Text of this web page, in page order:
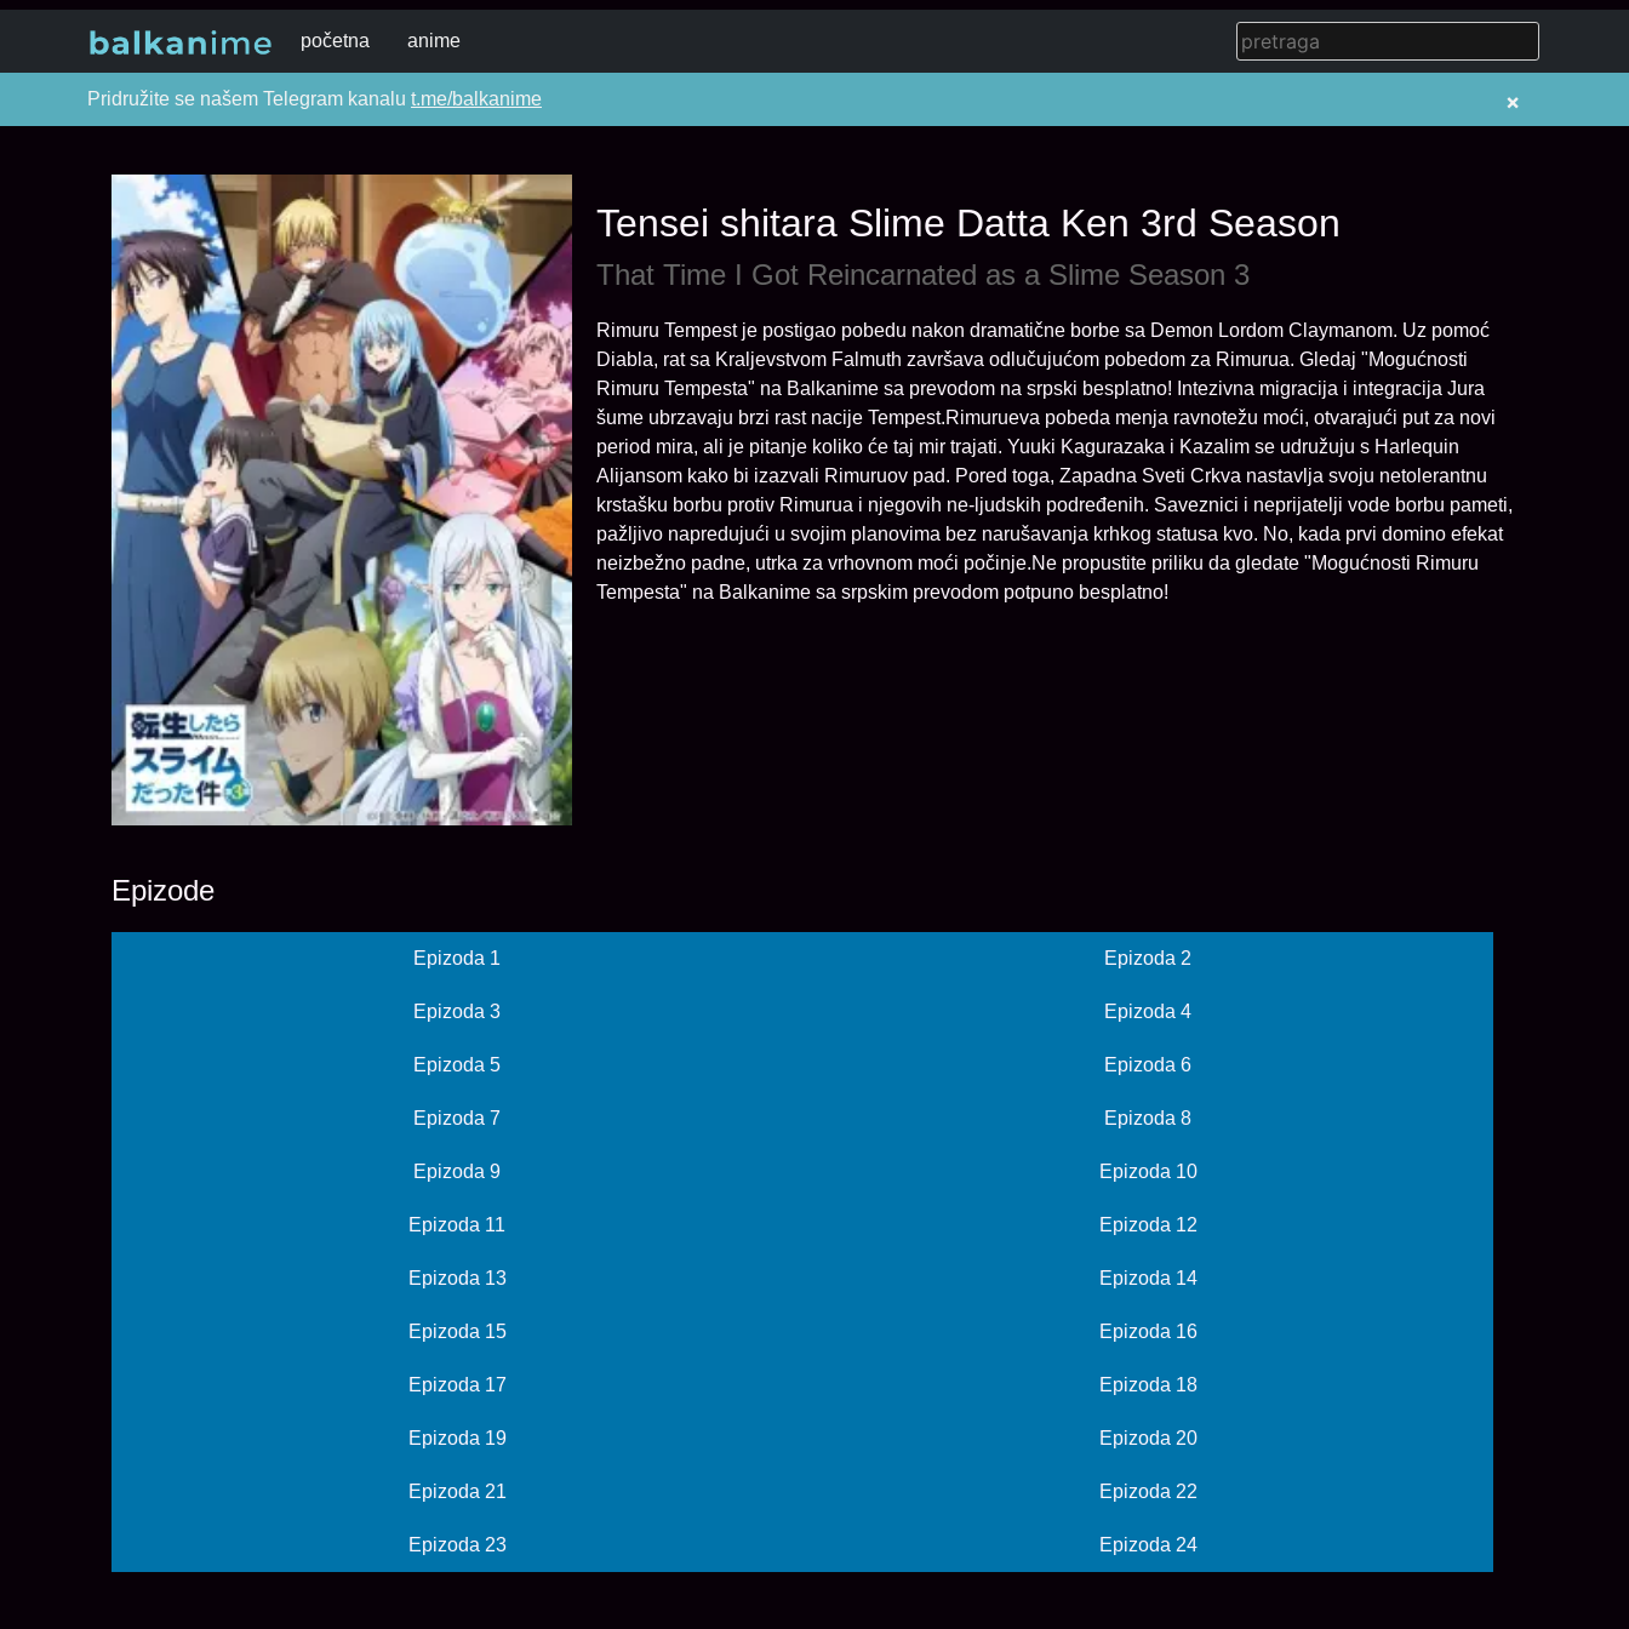
početna anime
Pridružite se našem Telegram kanalu t.me/balkanime ×
Tensei shitara Slime Datta Ken 3rd Season
That Time I Got Reincarnated as a Slime Season 3
Rimuru Tempest je postigao pobedu nakon dramatične borbe sa Demon Lordom Claymanom. Uz pomoć
Diabla, rat sa Kraljevstvom Falmuth završava odlučujućom pobedom za Rimurua. Gledaj "Mogućnosti
Rimuru Tempesta" na Balkanime sa prevodom na srpski besplatno! Intezivna migracija i integracija Jura
šume ubrzavaju brzi rast nacije Tempest.Rimurueva pobeda menja ravnotežu moći, otvarajući put za novi
period mira, ali je pitanje koliko će taj mir trajati. Yuuki Kagurazaka i Kazalim se udružuju s Harlequin
Alijansom kako bi izazvali Rimuruov pad. Pored toga, Zapadna Sveti Crkva nastavlja svoju netolerantnu
krstašku borbu protiv Rimurua i njegovih ne-ljudskih podređenih. Saveznici i neprijatelji vode borbu pameti,
pažljivo napredujući u svojim planovima bez narušavanja krhkog statusa kvo. No, kada prvi domino efekat
neizbežno padne, utrka za vrhovnom moći počinje.Ne propustite priliku da gledate "Mogućnosti Rimuru
Tempesta" na Balkanime sa srpskim prevodom potpuno besplatno!
Epizode
Epizoda 1 Epizoda 2
Epizoda 3 Epizoda 4
Epizoda 5 Epizoda 6
Epizoda 7 Epizoda 8
Epizoda 9 Epizoda 10
Epizoda 11 Epizoda 12
Epizoda 13 Epizoda 14
Epizoda 15 Epizoda 16
Epizoda 17 Epizoda 18
Epizoda 19 Epizoda 20
Epizoda 21 Epizoda 22
Epizoda 23 Epizoda 24